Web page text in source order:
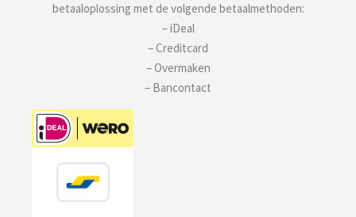
betaaloplossing met de volgende betaalmethoden:
– iDeal
– Creditcard
– Overmaken
– Bancontact